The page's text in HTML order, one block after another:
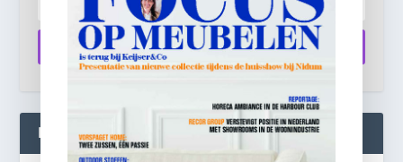
Aanmelden
INTERIOR BUSINESS LIVE: